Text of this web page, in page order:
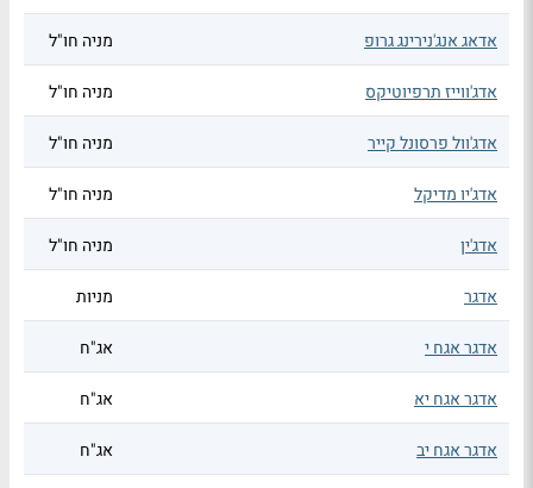
אדאג אנג'נירינג גרופ מניה חו"ל
אדג'ווייז תרפיוטיקס מניה חו"ל
אדג'וול פרסונל קייר מניה חו"ל
אדג'יו מדיקל מניה חו"ל
אדג'ין מניה חו"ל
אדגר מניות
אדגר אגח י אג"ח
אדגר אגח יא אג"ח
אדגר אגח יב אג"ח